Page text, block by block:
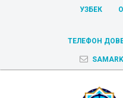
УЗБЕК
ТЕЛЕФОН